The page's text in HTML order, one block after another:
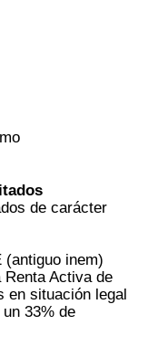
de carácter
(antiguo inem)
Activa de
en situación legal
33% de